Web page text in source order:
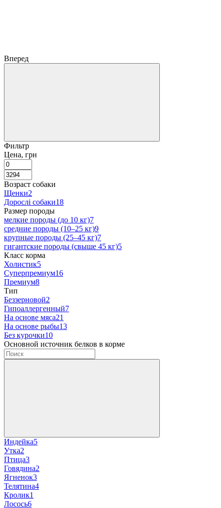
Вперед
Фильтр
Цена, грн
Возраст собаки
Щенки2
Дорослі собаки18
Размер породы
мелкие породы (до 10 кг)7
средние породы (10–25 кг)9
крупные породы (25–45 кг)7
гигантские породы (свыше 45 кг)5
Класс корма
Холистик5
Суперпремиум16
Премиум8
Тип
Беззерновой2
Гипоаллергенный7
На основе мяса21
На основе рыбы13
Без курочки10
Основной источник белков в корме
Индейка5
Утка2
Птица3
Говядина2
Ягненок3
Телятина4
Кролик1
Лосось6